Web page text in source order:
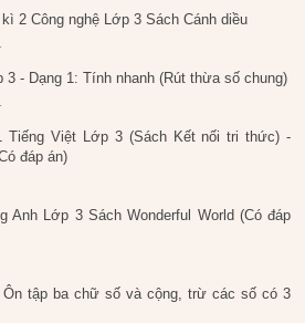
2 Công nghệ Lớp 3 Sách Cánh diều
3 - Dạng 1: Tính nhanh (Rút thừa số chung)
Việt Lớp 3 (Sách Kết nối tri thức) -
đáp án)
Anh Lớp 3 Sách Wonderful World (Có đáp
Ôn tập ba chữ số và cộng, trừ các số có 3